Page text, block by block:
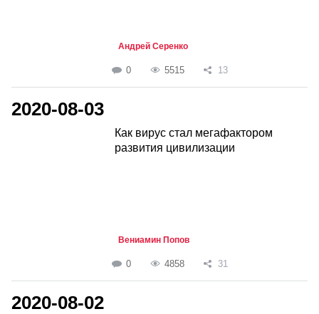
Андрей Серенко
0 5515 13
2020-08-03
Как вирус стал мегафактором
развития цивилизации
Вениамин Попов
0 4858 31
2020-08-02